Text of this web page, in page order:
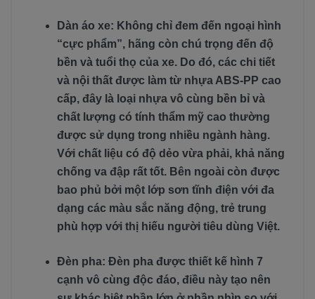
Dàn áo xe: Không chỉ đem đến ngoại hình
“cực phẩm”, hãng còn chú trọng đến độ
bền và tuổi thọ của xe. Do đó, các chi tiết
và nội thất được làm từ nhựa ABS-PP cao
cấp, đây là loại nhựa vô cùng bền bỉ và
chất lượng có tính thẩm mỹ cao thường
được sử dụng trong nhiều ngành hàng.
Với chất liệu có độ dẻo vừa phải, khả năng
chống va đập rất tốt. Bên ngoài còn được
bao phủ bởi một lớp sơn tĩnh điện với đa
dạng các màu sắc năng động, trẻ trung
phù hợp với thị hiếu người tiêu dùng Việt.
Đèn pha: Đèn pha được thiết kế hình 7
cạnh vô cùng độc đáo, điều này tạo nên